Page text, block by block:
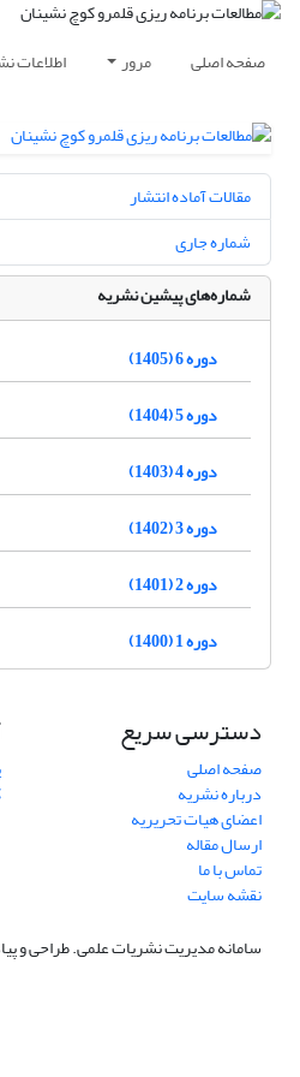
صفحه اصلی مرور اطلاعات
مقالات آماده انتشار
شماره جاری
شماره‌های پیشین نشریه
دوره 6 (1405)
دوره 5 (1404)
دوره 4 (1403)
دوره 3 (1402)
دوره 2 (1401)
دوره 1 (1400)
دسترسی سریع
صفحه اصلی
درباره نشریه
اعضای هیات تحریریه
ارسال مقاله
تماس با ما
نقشه سایت
سامانه مدیریت نشریات علمی.طراحی و